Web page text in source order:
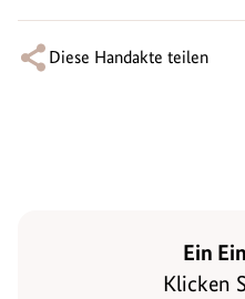
Diese Handakte teilen
Ein
Klicken